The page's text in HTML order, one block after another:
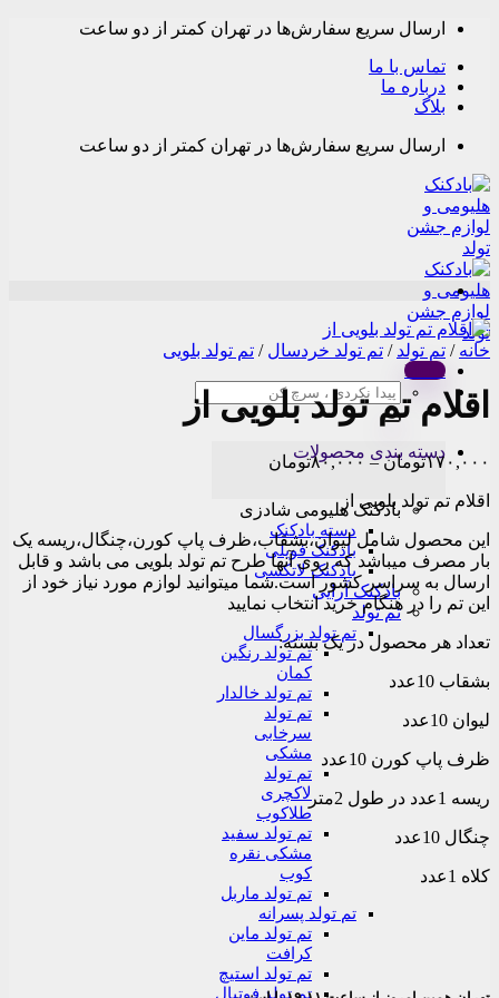
Skip
content
ارسال سریع سفارش‌ها در تهران کمتر از دو ساعت
تماس با ما
درباره ما
بلاگ
ارسال سریع سفارش‌ها در تهران کمتر از دو ساعت
Menu
جستجو
برای:
دسته بندی محصولات
بادکنک هلیومی شادزی
دسته بادکنک
بادکنک فویلی
بادکنک لاتکسی
بادکنک آرایی
تم تولد
تم تولد بزرگسال
تم تولد رنگین
کمان
تم تولد خالدار
تم تولد
سرخابی
مشکی
تم تولد
لاکچری
طلاکوب
تم تولد سفید
مشکی نقره
کوب
تم تولد ماربل
تم تولد پسرانه
تم تولد ماین
کرافت
تم تولد استیچ
تم تولد فوتبال
خانه / تم تولد / تم تولد خردسال / تم تولد بلویی
اقلام تم تولد بلویی از
۱۷۰,۰۰۰تومان – ۸۰,۰۰۰تومان
through
۱۷۰,۰۰۰تومان
اقلام تم تولد بلویی از
این محصول شامل لیوان،بشقاب،ظرف پاپ کورن،چنگال،ریسه یک
بار مصرف میباشد که روی آنها طرح تم تولد بلویی می باشد و قابل
ارسال به سراسر کشور است.شما میتوانید لوازم مورد نیاز خود از
این تم را در هنگام خرید انتخاب نمایید
تعداد هر محصول در یک بسته:
بشقاب 10عدد
لیوان 10عدد
ظرف پاپ کورن 10عدد
ریسه 1عدد در طول 2متر
چنگال 10عدد
کلاه 1عدد